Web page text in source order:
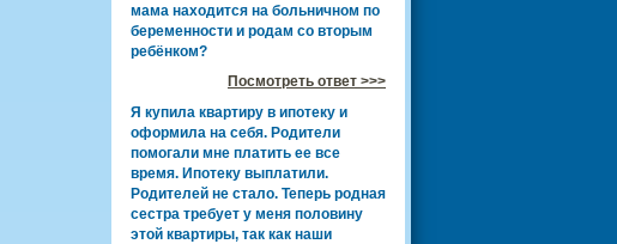
мама находится на больничном по
беременности и родам со вторым
ребёнком?
Посмотреть ответ >>>
Я купила квартиру в ипотеку и
оформила на себя. Родители
помогали мне платить ее все
время. Ипотеку выплатили.
Родителей не стало. Теперь родная
сестра требует у меня половину
этой квартиры, так как наши